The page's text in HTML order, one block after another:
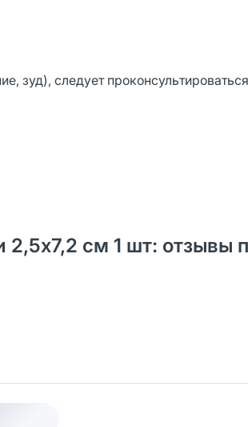
зуд), следует
см 1 шт: отзывы